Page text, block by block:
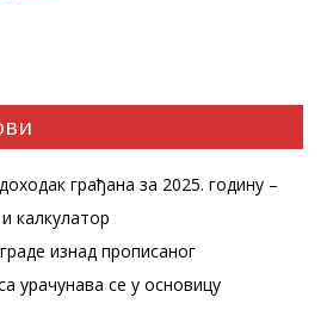
грађана за 2025. годину –
калкулатор
изнад прописаног
урачунава се у основицу